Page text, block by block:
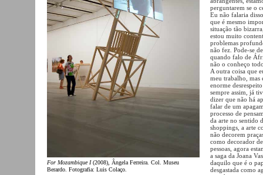
For Mozambique I(2008), Ângela Ferreira. Col. Museu
Berardo. Fotografia: Luis Colaço.
perguntarem se o
Eu não falaria
que é mesmo
situação tão
estou muito
problemas
não fez. Pode-se
quando falo de
não o conheço
A outra coisa que
meu trabalho, mas
enorme
sempre assim, já
dizer que não há
falar de um
processo de
da arte no sentido
shoppings, a arte
não decorem
como decorador
pessoas, agora
a saga da Joana
daquilo que é o
desgastada como